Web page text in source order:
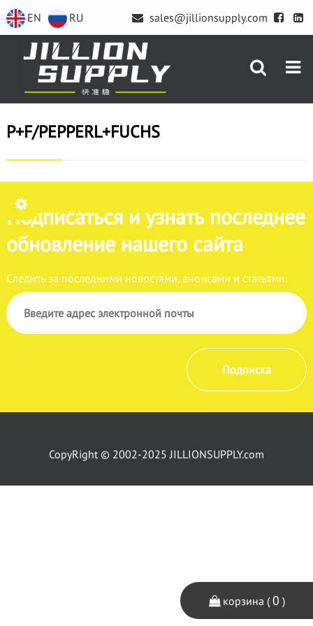
EN RU sales@jillionsupply.com
P+F/PEPPERL+FUCHS
Подписаться и узнать последнее
обновление нашего сайта
Следить за последними новостями, анонсами и статьями.
Подписка
CopyRight © 2002-2025 JILLIONSUPPLY.com
корзина (0 )